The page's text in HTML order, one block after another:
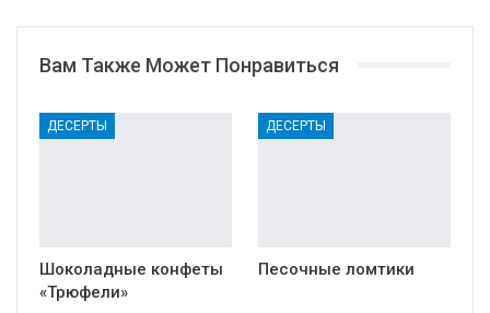
Вам Также Может Понравиться
ДЕСЕРТЫ
Шоколадные конфеты
«Трюфели»
ДЕСЕРТЫ
Песочные ломтики